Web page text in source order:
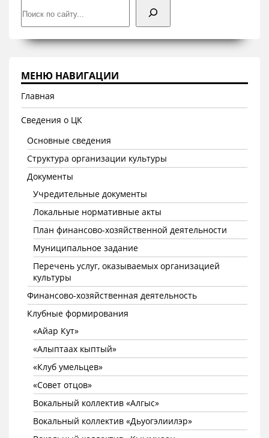
МЕНЮ НАВИГАЦИИ
Главная
Сведения о ЦК
Основные сведения
Структура организации культуры
Документы
Учредительные документы
Локальные нормативные акты
План финансово-хозяйственной деятельности
Муниципальное задание
Перечень услуг, оказываемых организацией
культуры
Финансово-хозяйственная деятельность
Клубные формирования
«Айар Кут»
«Алыптаах кыптый»
«Клуб умельцев»
«Совет отцов»
Вокальный коллектив «Алгыс»
Вокальный коллектив «Дьуогэлиилэр»